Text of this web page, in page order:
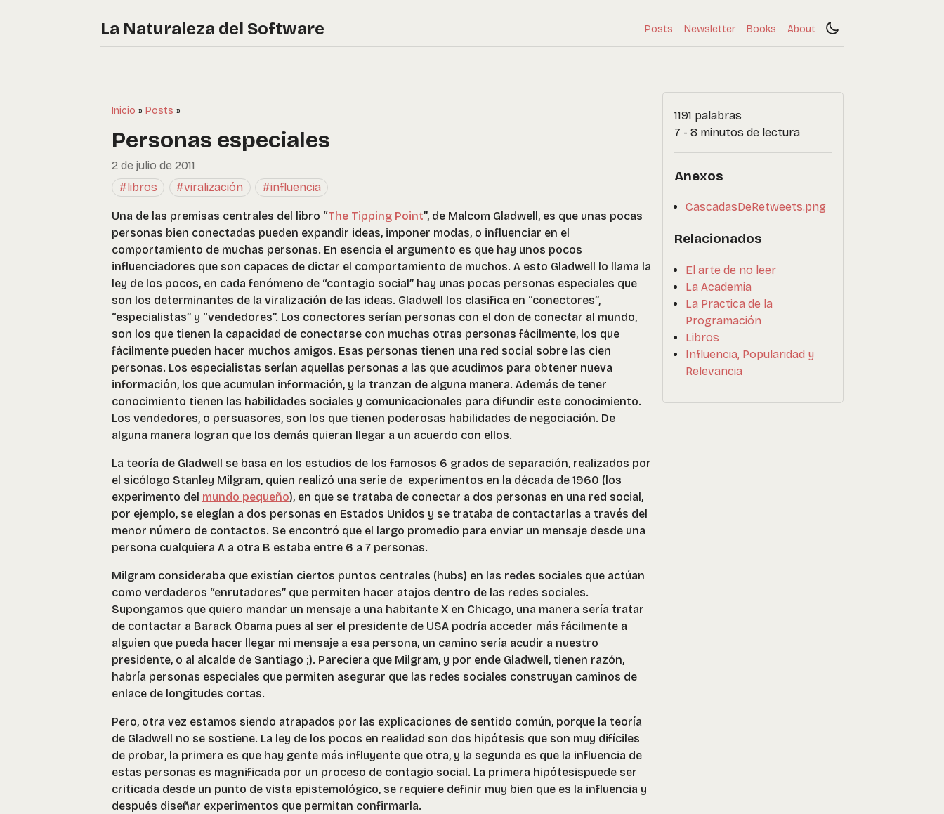
La Naturaleza del Software Posts Newsletter Books About
Inicio » Posts »
Personas especiales
2 de julio de 2011
#libros
#viralización #influencia
Una de las premisas centrales del libro “The Tipping Point”, de Malcom Gladwell, es que unas pocas
personas bien conectadas pueden expandir ideas, imponer modas, o influenciar en el
comportamiento de muchas personas. En esencia el argumento es que hay unos pocos
influenciadores que son capaces de dictar el comportamiento de muchos. A esto Gladwell lo llama la
ley de los pocos, en cada fenómeno de “contagio social” hay unas pocas personas especiales que
son los determinantes de la viralización de las ideas. Gladwell los clasifica en “conectores”,
“especialistas” y “vendedores”. Los conectores serían personas con el don de conectar al mundo,
son los que tienen la capacidad de conectarse con muchas otras personas fácilmente, los que
fácilmente pueden hacer muchos amigos. Esas personas tienen una red social sobre las cien
personas. Los especialistas serían aquellas personas a las que acudimos para obtener nueva
información, los que acumulan información, y la tranzan de alguna manera. Además de tener
conocimiento tienen las habilidades sociales y comunicacionales para difundir este conocimiento.
Los vendedores, o persuasores, son los que tienen poderosas habilidades de negociación. De
alguna manera logran que los demás quieran llegar a un acuerdo con ellos.
La teoría de Gladwell se basa en los estudios de los famosos 6 grados de separación, realizados por
el sicólogo Stanley Milgram, quien realizó una serie de experimentos en la década de 1960 (los
experimento del mundo pequeño), en que se trataba de conectar a dos personas en una red social,
por ejemplo, se elegían a dos personas en Estados Unidos y se trataba de contactarlas a través del
menor número de contactos. Se encontró que el largo promedio para enviar un mensaje desde una
persona cualquiera A a otra B estaba entre 6 a 7 personas.
Milgram consideraba que existían ciertos puntos centrales (hubs) en las redes sociales que actúan
como verdaderos “enrutadores” que permiten hacer atajos dentro de las redes sociales.
Supongamos que quiero mandar un mensaje a una habitante X en Chicago, una manera sería tratar
de contactar a Barack Obama pues al ser el presidente de USA podría acceder más fácilmente a
alguien que pueda hacer llegar mi mensaje a esa persona, un camino sería acudir a nuestro
presidente, o al alcalde de Santiago ;). Pareciera que Milgram, y por ende Gladwell, tienen razón,
habría personas especiales que permiten asegurar que las redes sociales construyan caminos de
enlace de longitudes cortas.
Pero, otra vez estamos siendo atrapados por las explicaciones de sentido común, porque la teoría
de Gladwell no se sostiene. La ley de los pocos en realidad son dos hipótesis que son muy difíciles
de probar, la primera es que hay gente más influyente que otra, y la segunda es que la influencia de
estas personas es magnificada por un proceso de contagio social. La primera hipótesispuede ser
criticada desde un punto de vista epistemológico, se requiere definir muy bien que es la influencia y
después diseñar experimentos que permitan confirmarla.
1191 palabras
7 - 8 minutos de lectura
Anexos
CascadasDeRetweets.png
Relacionados
El arte de no leer
La Academia
La Practica de la
Programación
Libros
Influencia, Popularidad y
Relevancia